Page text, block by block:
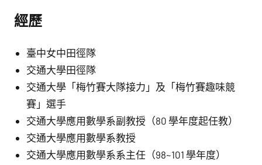
經歷
臺中女中田徑隊
交通大學田徑隊
交通大學「梅竹賽大隊接力」及「梅竹賽趣味競
賽」選手
交通大學應用數學系副教授（80 學年度起任教）
交通大學應用數學系教授
交通大學應用數學系系主任（98~101 學年度）